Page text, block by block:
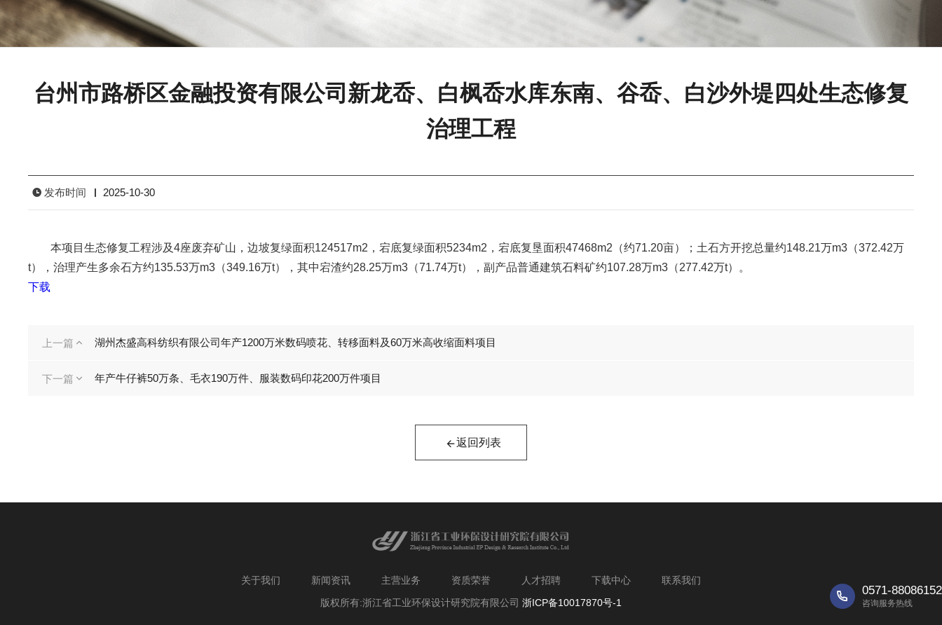
台州市路桥区金融投资有限公司新龙岙、白枫岙水库东南、谷岙、白沙外堤四处生态修复
治理工程
发布时间 2025-10-30
本项目生态修复工程涉及4座废弃矿山，边坡复绿面积124517m2，宕底复绿面积5234m2，宕底复垦面积47468m2（约71.20亩）；土石方开挖总量约148.21万m3（372.42万
t），治理产生多余石方约135.53万m3（349.16万t），其中宕渣约28.25万m3（71.74万t），副产品普通建筑石料矿约107.28万m3（277.42万t）。
下载
上一篇  湖州杰盛高科纺织有限公司年产1200万米数码喷花、转移面料及60万米高收缩面料项目
下一篇  年产牛仔裤50万条、毛衣190万件、服装数码印花200万件项目
返回列表
 0571-88086152
咨询服务热线
关于我们 新闻资讯 主营业务 资质荣誉 人才招聘 下载中心
联系我们
版权所有:浙江省工业环保设计研究院有限公司 浙ICP备10017870号-1